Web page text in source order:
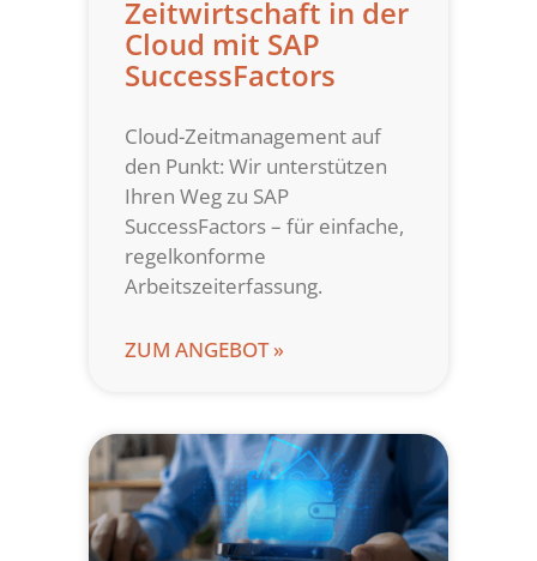
Zeitwirtschaft in der
Cloud mit SAP
SuccessFactors
Cloud-Zeitmanagement auf
den Punkt: Wir unterstützen
Ihren Weg zu SAP
SuccessFactors – für einfache,
regelkonforme
Arbeitszeiterfassung.
ZUM ANGEBOT »